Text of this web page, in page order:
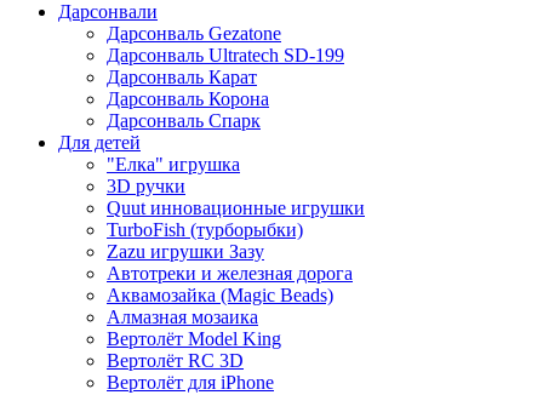
Дарсонвали
Дарсонваль Gezatone
Дарсонваль Ultratech SD-199
Дарсонваль Карат
Дарсонваль Корона
Дарсонваль Спарк
Для детей
"Елка" игрушка
3D ручки
Quut инновационные игрушки
TurboFish (турборыбки)
Zazu игрушки Зазу
Автотреки и железная дорога
Аквамозайка (Magic Beads)
Алмазная мозаика
Вертолёт Model King
Вертолёт RC 3D
Вертолёт для iPhone